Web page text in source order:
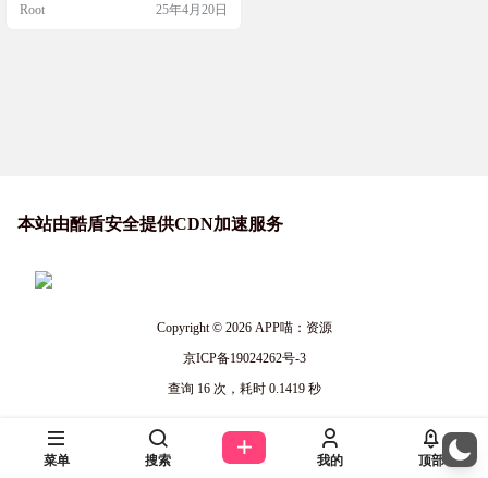
种样式，小白也能轻松上手，码字
Root 25年4月20日
本站由酷盾安全提供CDN加速服务
Copyright © 2026APP喵：资源
京ICP备19024262号-3
查询 16 次，耗时 0.1419 秒
菜单 搜索 我的 顶部